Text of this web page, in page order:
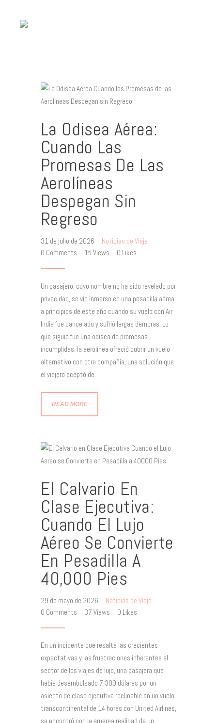
La Odisea Aérea:
Cuando Las
Promesas De Las
Aerolíneas
Despegan Sin
Regreso
31 de julio de 2026
Noticias de Viaje
0 Comments 15 Views 0 Likes
Un pasajero, cuyo nombre no ha sido revelado por
privacidad, se vio inmerso en una pesadilla aérea
a principios de este año cuando su vuelo con Air
India fue cancelado y sufrió largas demoras. Lo
que siguió fue una odisea de promesas
incumplidas: la aerolínea ofreció cubrir un vuelo
alternativo con otra compañía, una solución que
el viajero aceptó de…
READ MORE
El Calvario En
Clase Ejecutiva:
Cuando El Lujo
Aéreo Se Convierte
En Pesadilla A
40,000 Pies
29 de mayo de 2026
Noticias de Viaje
0 Comments 37 Views 0 Likes
En un incidente que resalta las crecientes
expectativas y las frustraciones inherentes al
sector de los viajes de lujo, una pasajera que
había desembolsado 7,300 dólares por un
asiento de clase ejecutiva reclinable en un vuelo
transcontinental de 14 horas con United Airlines,
se encontró con la amarga realidad de un